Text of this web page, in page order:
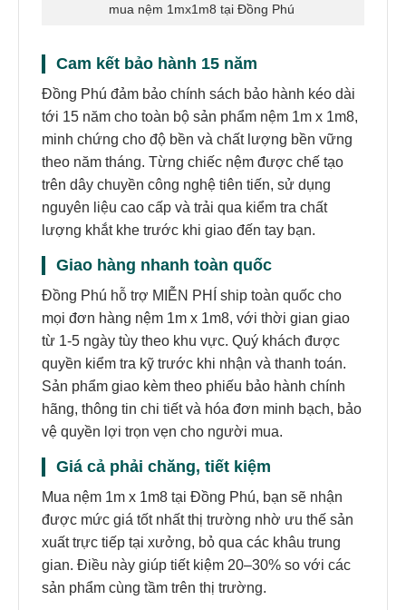
mua nệm 1mx1m8 tại Đồng Phú
Cam kết bảo hành 15 năm
Đồng Phú đảm bảo chính sách bảo hành kéo dài
tới 15 năm cho toàn bộ sản phẩm nệm 1m x 1m8,
minh chứng cho độ bền và chất lượng bền vững
theo năm tháng. Từng chiếc nệm được chế tạo
trên dây chuyền công nghệ tiên tiến, sử dụng
nguyên liệu cao cấp và trải qua kiểm tra chất
lượng khắt khe trước khi giao đến tay bạn.
Giao hàng nhanh toàn quốc
Đồng Phú hỗ trợ MIỄN PHÍ ship toàn quốc cho
mọi đơn hàng nệm 1m x 1m8, với thời gian giao
từ 1-5 ngày tùy theo khu vực. Quý khách được
quyền kiểm tra kỹ trước khi nhận và thanh toán.
Sản phẩm giao kèm theo phiếu bảo hành chính
hãng, thông tin chi tiết và hóa đơn minh bạch, bảo
vệ quyền lợi trọn vẹn cho người mua.
Giá cả phải chăng, tiết kiệm
Mua nệm 1m x 1m8 tại Đồng Phú, bạn sẽ nhận
được mức giá tốt nhất thị trường nhờ ưu thế sản
xuất trực tiếp tại xưởng, bỏ qua các khâu trung
gian. Điều này giúp tiết kiệm 20–30% so với các
sản phẩm cùng tầm trên thị trường.